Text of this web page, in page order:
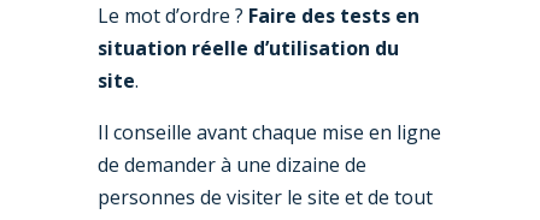
Le mot d’ordre ? Faire des tests en
situation réelle d’utilisation du
site.
Il conseille avant chaque mise en ligne
de demander à une dizaine de
personnes de visiter le site et de tout